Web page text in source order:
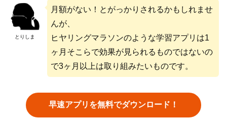
とりしま
月額がない！とがっかりされるかもしれませ
んが、
ヒヤリングマラソンのような学習アプリは1
ヶ月そこらで効果が見られるものではないの
で3ヶ月以上は取り組みたいものです。
早速アプリを無料でダウンロード！